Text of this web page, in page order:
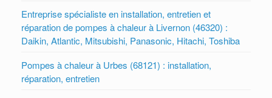
Entreprise spécialiste en installation, entretien et
réparation de pompes à chaleur à Livernon (46320) :
Daikin, Atlantic, Mitsubishi, Panasonic, Hitachi, Toshiba
Pompes à chaleur à Urbes (68121) : installation,
réparation, entretien